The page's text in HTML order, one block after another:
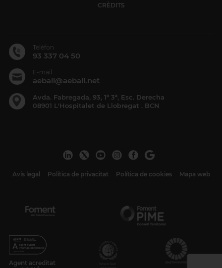
CRÈDITS
Telèfon
93 337 04 50
E-mail
aeball@aeball.net
Avda. Fabregada, 93, 1º 3ª, Esc. Derecha
08901 L'Hospitalet de Llobregat . BCN
Avís legal Política de privacitat Política de cookies Mapa web
Agent acreditat